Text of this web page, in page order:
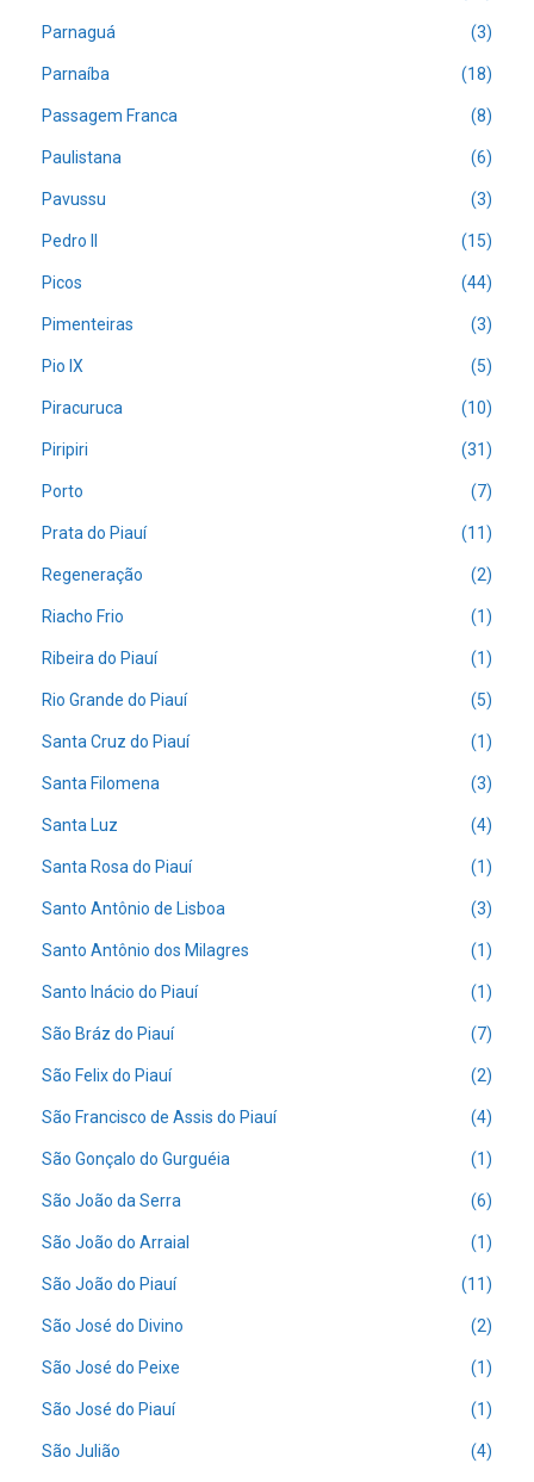
Parnaguá (3)
Parnaíba (18)
Passagem Franca (8)
Paulistana (6)
Pavussu (3)
Pedro II (15)
Picos (44)
Pimenteiras (3)
Pio IX (5)
Piracuruca (10)
Piripiri (31)
Porto (7)
Prata do Piauí (11)
Regeneração (2)
Riacho Frio (1)
Ribeira do Piauí (1)
Rio Grande do Piauí (5)
Santa Cruz do Piauí (1)
Santa Filomena (3)
Santa Luz (4)
Santa Rosa do Piauí (1)
Santo Antônio de Lisboa (3)
Santo Antônio dos Milagres (1)
Santo Inácio do Piauí (1)
São Bráz do Piauí (7)
São Felix do Piauí (2)
São Francisco de Assis do Piauí (4)
São Gonçalo do Gurguéia (1)
São João da Serra (6)
São João do Arraial (1)
São João do Piauí (11)
São José do Divino (2)
São José do Peixe (1)
São José do Piauí (1)
São Julião (4)